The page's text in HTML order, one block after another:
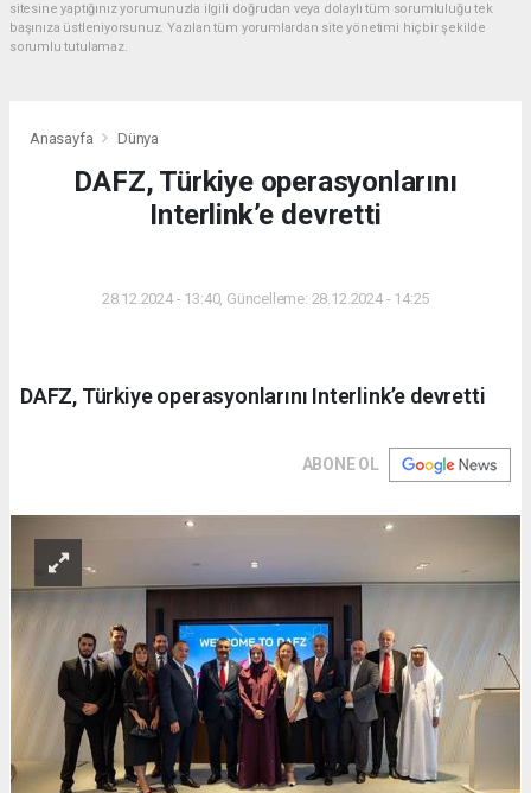
sitesine yaptığınız yorumunuzla ilgili doğrudan veya dolaylı tüm sorumluluğu tek
başınıza üstleniyorsunuz. Yazılan tüm yorumlardan site yönetimi hiçbir şekilde
sorumlu tutulamaz.
Anasayfa Dünya
DAFZ, Türkiye operasyonlarını
Interlink’e devretti
28.12.2024 - 13:40, Güncelleme: 28.12.2024 - 14:25
DAFZ, Türkiye operasyonlarını Interlink’e devretti
ABONE OL